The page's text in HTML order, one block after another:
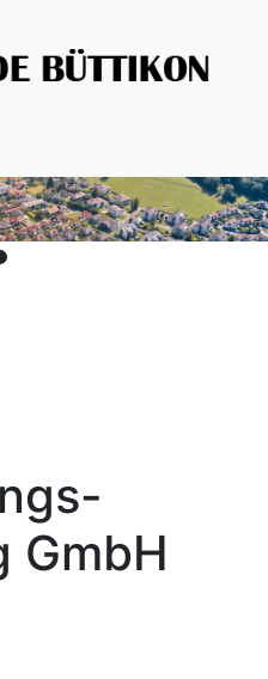
GmbH